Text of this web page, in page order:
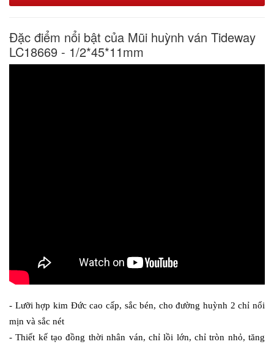
Đặc điểm nổi bật của Mũi huỳnh ván Tideway
LC18669 - 1/2*45*11mm
- Lưỡi hợp kim Đức cao cấp, sắc bén, cho đường huỳnh 2 chỉ nổi
mịn và sắc nét
- Thiết kế tạo đồng thời nhân ván, chỉ lồi lớn, chỉ tròn nhỏ, tăng